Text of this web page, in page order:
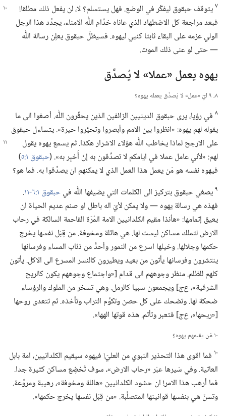
٧يتوقف حبقوق ليفكِّر في الوضع.‏ فهليستسلم؟‏ لا،‏ لن يفعل ذلك مطلقا!‏
فبعد مراجعة كل الاضطهاد الذي عاناه خدَّام اللّٰه الامناء،‏ يجدِّد هذا الرجل
الولي عزمه على البقاء ثابتا كنبي ليهوه.‏ فسيظلّ حبقوق يعلِن رسالة اللّٰه
—‏ حتى لو عنى ذلك الموت.‏
يهوه يعمل «عملا» لا يُصدَّق
٨،‏ ٩ ايّ «عمل» لا يُصدَّق يعمله يهوه؟‏
٨ في رؤيا،‏ يرى حبقوق الدينيين الزائفين الذين يحقِّرون اللّٰه.‏ أصغوا الى ما
يقوله لهم يهوه:‏ «انظروا بين الامم وأبصروا وتحيَّروا حيرة».‏ يتساءل حبقوق
على الارجح لماذا يخاطب اللّٰه هؤلاء الاشرار هكذا.‏ ثم يسمعيهوه يقول
لهم:‏ «لأني عامل عملا في ايامكم لا تصدِّقون به إنْ أُخبِر به».‏ (‏حبقوق ١:‏٥
‏)‏
فيهوه نفسه هو مَن يعمل هذا العمل الذي لا يمكنهم ان يصدِّقوا به.‏ فما هو؟‏
٩يصغي حبقوق بتركيز الى الكلمات التي يضيفها اللّٰه فيحبقوق ١:‏٦-‏١١
‏.‏
فهذه هي رسالة يهوه —‏ ولا يمكن لأيّ اله باطل او صنم عديم الحياة ان
يعيق إتمامها:‏ «هأنذا مقيم الكلدانيين الامة المُرّة القاحمة السالكة في رحاب
الارض لتملك مساكن ليست لها.‏ هي هائلة ومخوفة.‏ من قِبَل نفسها يخرج
حكمها وجلالها.‏ وخيلها اسرع من النمور وأحدُّ من ذئاب المساء وفرسانها
ينتشرون وفرسانها يأتون من بعيد ويطيرون كالنسر المسرع الى الاكل.‏ يأتون
كلهم للظلم.‏ منظر وجوههم الى قدام [«واجتماع وجوههم يكون كالريح
الشرقية»،‏ع‌ج‏] ويجمعون سبيا كالرمل.‏ وهي تسخر من الملوك والرؤساء
ضحكة لها.‏ وتضحك على كل حصن وتكوِّم التراب وتأخذه.‏ ثم تتعدى روحها
[«ريحها»،‏ع‌ج‏] فتعبر وتأثم.‏ هذه قوتها الهها».‏
١٠ مَن يقيمهم يهوه؟‏
١٠ فما اقوى هذا التحذير النبوي من العليّ!‏ فيهوه سيقيم الكلدانيين،‏ امة بابل
العاتية.‏ وفي سَيرها عبْر «رحاب الارض»،‏ سوف تُخضِع مساكن كثيرة جدا.‏
فما أرهب هذا الامر!‏ ان حشود الكلدانيين «هائلة ومخوفة»،‏ رهيبة ومروِّعة.‏
وتسنّ هي بنفسها قوانينها المتصلِّبة.‏ «من قِبَل نفسها يخرج حكمها».‏